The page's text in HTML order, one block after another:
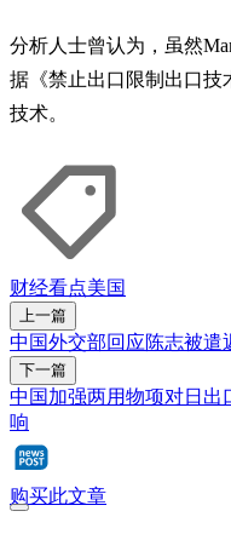
分析人士曾认为，虽然
据《禁止出口限制出口技
技术。
财经看点美国
上一篇
中国外交部回应陈志被遣
下一篇
中国加强两用物项对日出
响
购买此文章